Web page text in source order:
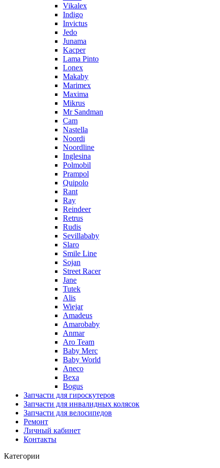
Vikalex
Indigo
Invictus
Jedo
Junama
Kacper
Lama Pinto
Lonex
Makaby
Marimex
Maxima
Mikrus
Mr Sandman
Cam
Nastella
Noordi
Noordline
Inglesina
Polmobil
Prampol
Quipolo
Rant
Ray
Reindeer
Retrus
Rudis
Sevillababy
Slaro
Smile Line
Sojan
Street Racer
Jane
Tutek
Alis
Wiejar
Amadeus
Amarobaby
Anmar
Aro Team
Baby Merc
Baby World
Aneco
Bexa
Bogus
Запчасти для гироскутеров
Запчасти для инвалидных колясок
Запчасти для велосипедов
Ремонт
Личный кабинет
Контакты
Категории